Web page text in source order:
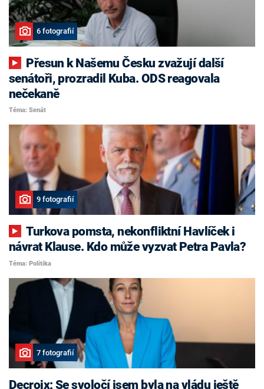
6 fotografií
senátoři, prozradil Kuba. ODS reagovala
nečekaně
Téma: Senát
9 fotografií
Turkova pomsta, nekonfliktní Havlíček i
návrat Klause. Kdo může vyzvat Petra Pavla?
Téma: Politika
7 fotografií
Decroix: Se svoločí jsem byla na vládu ještě